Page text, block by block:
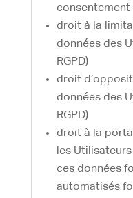
consentement
droit à la
données des
RGPD)
droit
données des
RGPD)
droit à la
les
ces données
automatisés